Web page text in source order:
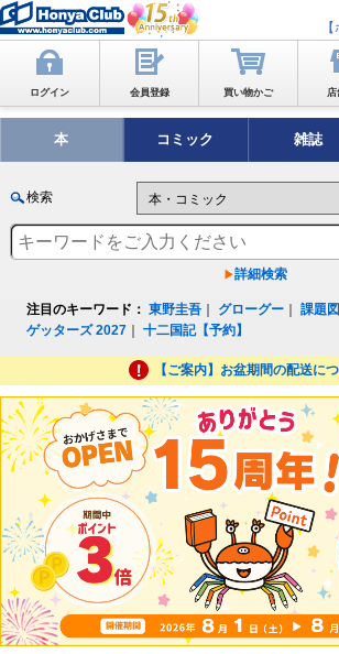
ログイン 会員登録 買い物かご 店
本 コミック 雑誌
検索
詳細検索
注目のキーワード： 東野圭吾 グローグー ｜課題
ゲッターズ 2027 ｜十二国記【予約】
【ご案内】お盆期間の配送に